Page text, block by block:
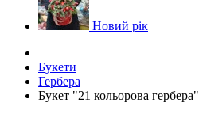
Новий рік
Букети
Гербера
Букет "21 кольорова гербера"